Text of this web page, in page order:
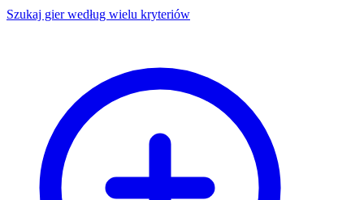
Szukaj gier według wielu kryteriów